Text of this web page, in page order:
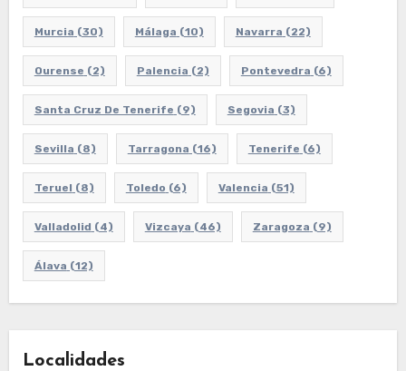
Murcia (30) Málaga (10) Navarra (22)
Ourense (2) Palencia (2) Pontevedra (6)
Santa Cruz De Tenerife (9) Segovia (3)
Sevilla (8) Tarragona (16) Tenerife (6)
Teruel (8) Toledo (6) Valencia (51)
Valladolid (4) Vizcaya (46) Zaragoza (9)
Álava (12)
Localidades